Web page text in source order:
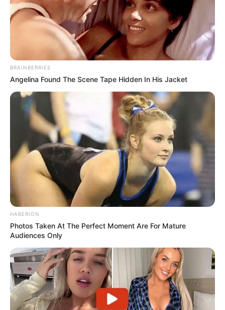
BRAINBERRIES
Angelina Found The Scene Tape Hidden In His Jacket
HABERION
Photos Taken At The Perfect Moment Are For Mature
Audiences Only